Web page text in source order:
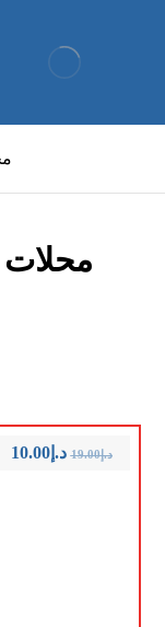
د.إ19.00 د.إ10.00